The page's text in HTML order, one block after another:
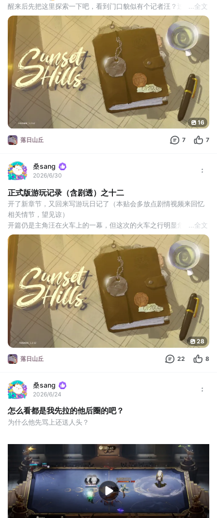
醒来后先把这里探索一下吧，看到门口貌似有个记者汪？过去问了
下得知是因为通行证过期了一个月因此被抓紧来的，看来这通行证
相当于身份证一样重要呀
在门口喊汪结果发现没汪搭理
门口另一边还站着一个让主角汪看着面熟的汪
去水龙头那也发现没有水...这看守所的条件有点糟糕啊
接着，看到几乎不离手的行李箱被俩汪当牌
全文
16
落日山丘 7 7
桑sang
2026/6/30
正式版游玩记录（含剧透）之十二
开了新章节，又回来写游玩日记了（本贴会多放点剧情视频来回忆
相关情节，望见谅）
开篇仍是主角汪在火车上的一幕，但这次的火车之行明显危险很
多，路遇雪崩不得不半路下车（剧情视频如有需要请自取）
从主角汪梦中的回忆来看，他在参军时经历了一段痛苦时期，还好
雪崩导致的紧急刹车叫醒了他。
下车后，看到了两个在打雪仗的孩子，连主角汪都佩服这俩小孩子
（也可能是羡慕他们的天真无邪吧）
往右走走见到了我们的老朋友，这俩
全文
28
落日山丘 22 8
桑sang
2026/6/24
怎么看都是我先拉的他后圈的吧？
为什么他先骂上还送人头？